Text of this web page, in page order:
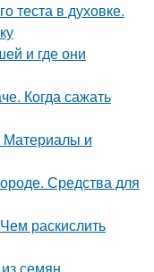
теста в духовке.
и где они
Когда сажать
Материалы и
Средства для
раскислить